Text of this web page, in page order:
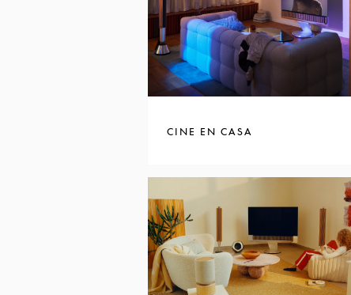
CINE EN CASA